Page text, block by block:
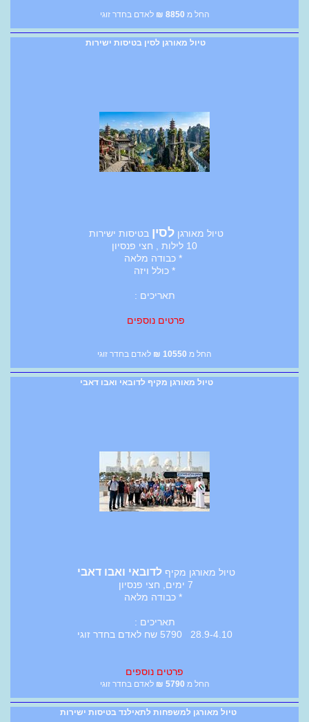
החל מ 8850
₪ לאדם בחדר זוגי
טיול מאורגן לסין בטיסות ישירות
טיול מאורגןלסין בטיסות ישירות
10 לילות , חצי פנסיון
* כבודה מלאה
* כולל ויזה
תאריכים :
פרטים נוספים
החל מ 10550
₪ לאדם בחדר זוגי
טיול מאורגן מקיף לדובאי ואבו דאבי
טיול מאורגן מקיףלדובאי ואבו דאבי
7 ימים, חצי פנסיון
* כבודה מלאה
תאריכים :
28.9-4.10 5790 שח לאדם בחדר זוגי
פרטים נוספים
החל מ 5790
₪ לאדם בחדר זוגי
טיול מאורגן למשפחות לתאילנד בטיסות ישירות